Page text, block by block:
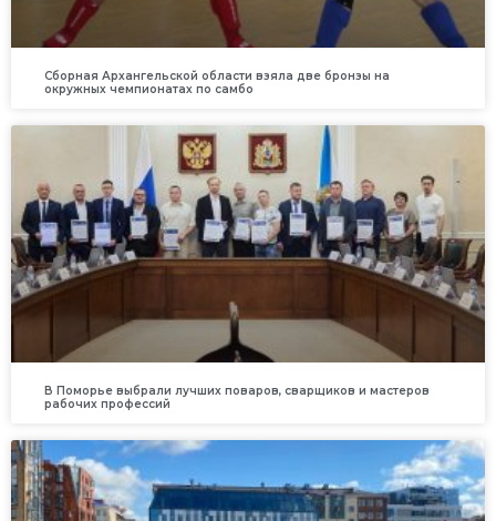
Сборная Архангельской области взяла две бронзы на
окружных чемпионатах по самбо
В Поморье выбрали лучших поваров, сварщиков и мастеров
рабочих профессий